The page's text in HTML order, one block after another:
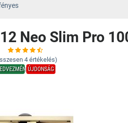
Neo Slim Pro
4 értékelés)
ÚJDONSÁG